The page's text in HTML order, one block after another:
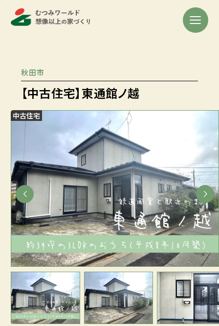
秋田市
【中古住宅】東通館ノ越
中古住宅